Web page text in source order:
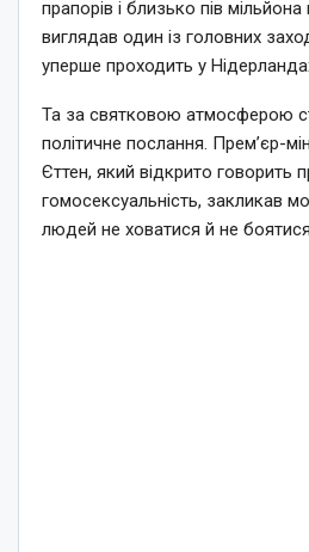
прапорів і близько пів
виглядав один із головних
уперше проходить у
Та за святковою атмосферою
політичне послання. Прем’єр-
Єттен, який відкрито говорить
гомосексуальність, закликав
людей не ховатися й не